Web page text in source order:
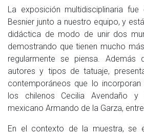
La exposición multidisciplinaria
Besnier junto a nuestro equipo, y
didáctica de modo de unir dos
demostrando que tienen mucho
regularmente se piensa. Además
autores y tipos de tatuaje,
contemporáneos que lo
los chilenos Cecilia Avendaño
mexicano Armando de la Garza,
En el contexto de la muestra, se